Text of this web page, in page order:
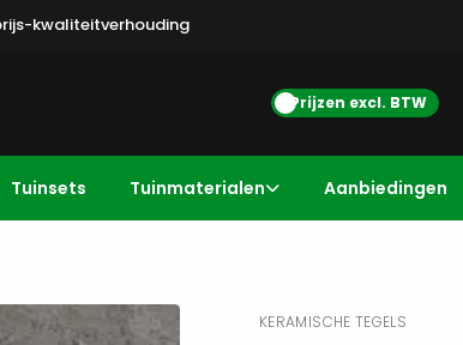
kwaliteitverhouding
Prijzen excl. BTW
Tuinsets Tuinmaterialen Aanbiedingen
KERAMISCHE TEGELS